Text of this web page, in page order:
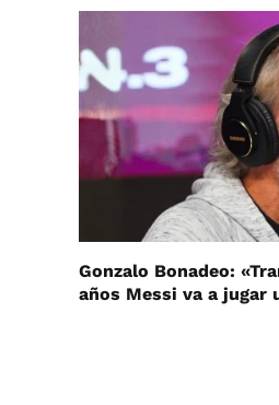
Gonzalo Bonadeo:
años Messi va a jugar